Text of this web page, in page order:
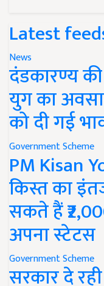
Latest
News
दंडकारण्य
युग का
को दी गई
Government Scheme
PM Kisan
किस्त का
सकते हैं
अपना स्टेटस
Government Scheme
सरकार दे